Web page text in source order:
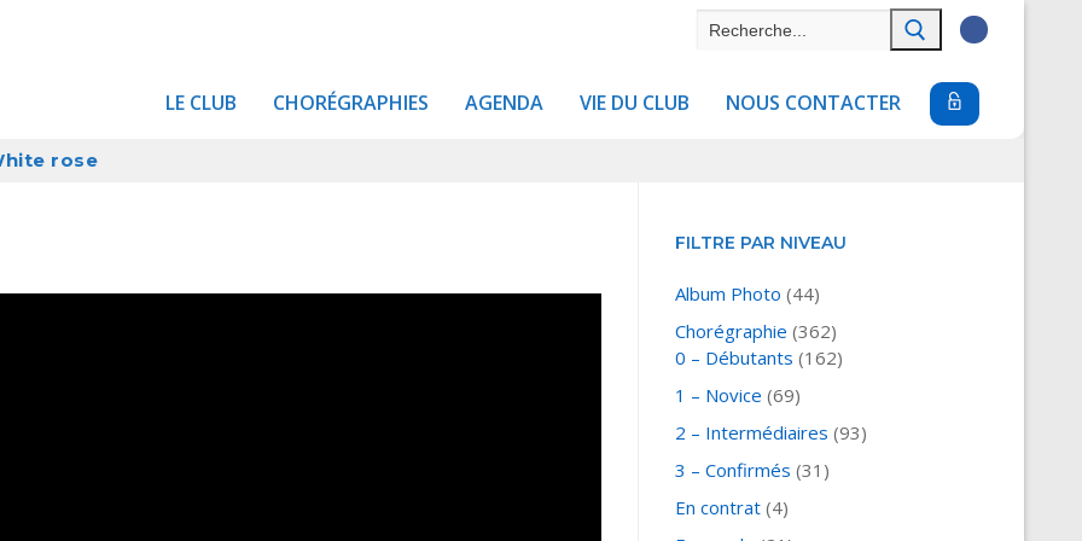
Rechercher
LE CLUB CHORÉGRAPHIES AGENDA VIE DU CLUB NOUS CONTACTER
rose
FILTRE PAR NIVEAU
Album Photo (44)
Chorégraphie (362)
0 – Débutants (162)
1 – Novice (69)
2 – Intermédiaires (93)
3 – Confirmés (31)
En contrat(4)